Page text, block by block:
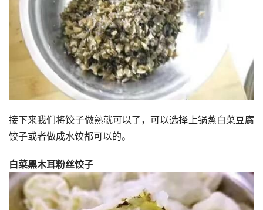
接下来我们将饺子做熟就可以了，可以选择上锅蒸白菜豆腐
饺子或者做成水饺都可以的。
白菜黑木耳粉丝饺子